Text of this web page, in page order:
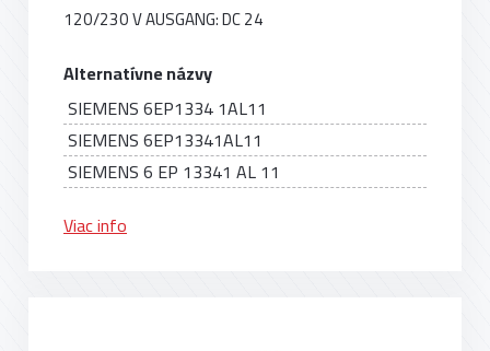
120/230 V AUSGANG: DC 24
Alternatívne názvy
SIEMENS 6EP1334 1AL11
SIEMENS 6EP13341AL11
SIEMENS 6 EP 13341 AL 11
Viac info